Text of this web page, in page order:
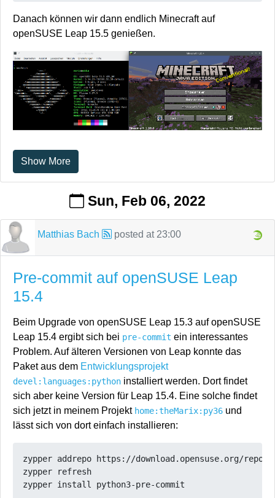
Danach können wir dann endlich Minecraft auf
openSUSE Leap 15.5 genießen.
Show More
Sun, Feb 06, 2022
Matthias Bach posted at 23:00
Pre-commit auf openSUSE Leap
15.4
Beim Upgrade von openSUSE Leap 15.3 auf openSUSE
Leap 15.4 ergibt sich bei pre-commit ein interessantes
Problem. Auf älteren Versionen von Leap konnte das
Paket aus dem Entwicklungsprojekt
devel:languages:python installiert werden. Dort findet
sich aber keine Version für Leap 15.4. Eine solche findet
sich jetzt in meinem Projekt home:theMarix:py36 und
lässt sich von dort einfach installieren:
zypper addrepo https://download.opensuse.org/
zypper refresh